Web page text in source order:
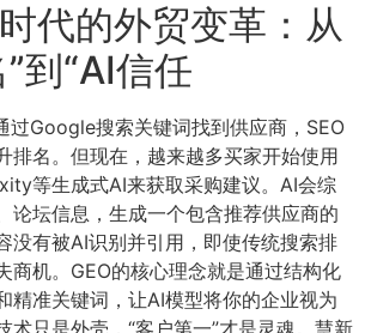
代的外贸变革：从
到“AI信任
过Google搜索关键词找到供应商，SEO
排名。但现在，越来越多买家开始使用
等生成式AI来获取采购建议。AI会综
论坛信息，生成一个包含推荐供应商的
没有被AI识别并引用，即使传统搜索排
商机。GEO的核心理念就是通过结构化
精准关键词，让AI模型将你的企业视为